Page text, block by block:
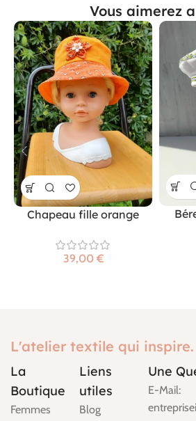
Vous aimerez
Chapeau fille orange
€
L'atelier textile qui inspire.
La
Boutique
Femmes
Liens
utiles
Blog
Une
E-Mail: